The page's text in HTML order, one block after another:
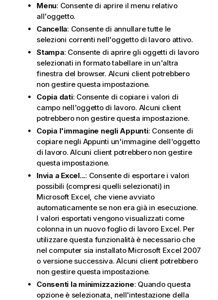
Menu: Consente di aprire il menu relativo
all'oggetto.
Cancella: Consente di annullare tutte le
selezioni correnti nell'oggetto di lavoro attivo.
Stampa: Consente di aprire gli oggetti di lavoro
selezionati in formato tabellare in un'altra
finestra del browser. Alcuni client potrebbero
non gestire questa impostazione.
Copia dati: Consente di copiare i valori di
campo nell'oggetto di lavoro. Alcuni client
potrebbero non gestire questa impostazione.
Copia l'immagine negli Appunti: Consente di
copiare negli Appunti un'immagine dell'oggetto
di lavoro. Alcuni client potrebbero non gestire
questa impostazione.
Invia a Excel...: Consente di esportare i valori
possibili (compresi quelli selezionati) in
Microsoft Excel, che viene avviato
automaticamente se non era già in esecuzione.
I valori esportati vengono visualizzati come
colonna in un nuovo foglio di lavoro Excel. Per
utilizzare questa funzionalità è necessario che
nel computer sia installato Microsoft Excel 2007
o versione successiva. Alcuni client potrebbero
non gestire questa impostazione.
Consenti la minimizzazione: Quando questa
opzione è selezionata, nell'intestazione della